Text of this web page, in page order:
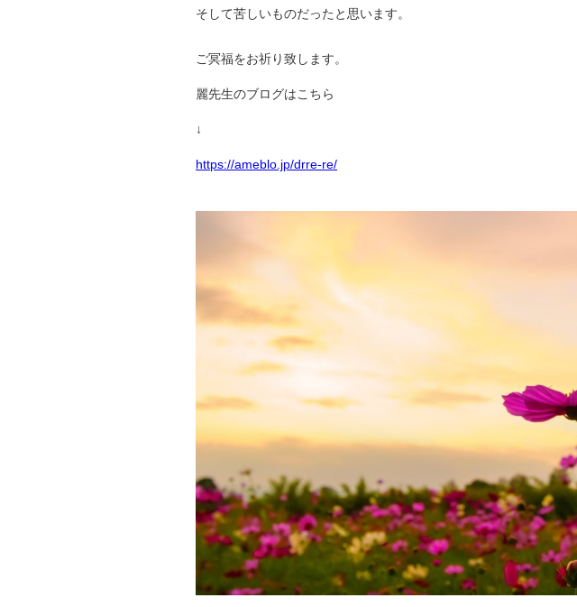
そして苦しいものだったと思います。
ご冥福をお祈り致します。
麗先生のブログはこちら
↓
https://ameblo.jp/drre-re/